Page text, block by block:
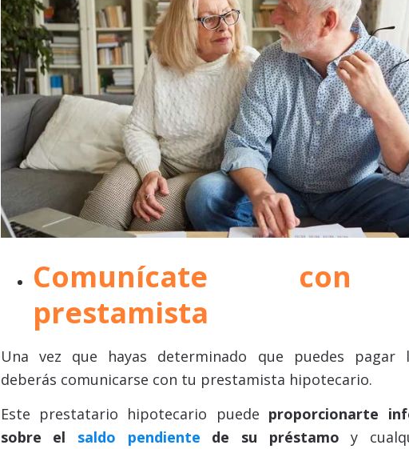
Comunícate
prestamista
Una vez que hayas determinado que puedes pagar
deberás comunicarse con tu prestamista hipotecario.
Este prestatario hipotecario puede proporcionarte
sobre el saldo pendiente de su préstamoy